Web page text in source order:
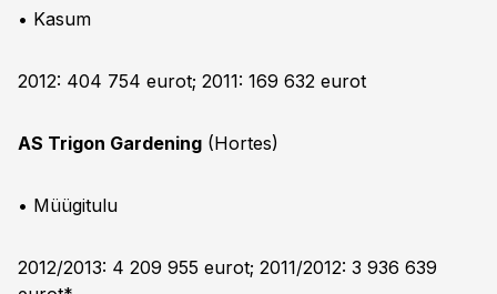
• Kasum
2012: 404 754 eurot; 2011: 169 632 eurot
AS Trigon Gardening (Hortes)
• Müügitulu
2012/2013: 4 209 955 eurot; 2011/2012: 3 936 639